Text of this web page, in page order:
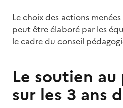
Le choix des actions
peut être élaboré par les
le cadre du conseil
Le soutien au
sur les 3 ans